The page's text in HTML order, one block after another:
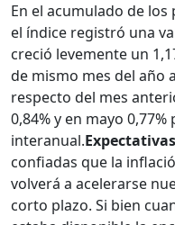
En el acumulado de
el índice registró una
creció levemente un
de mismo mes del año
respecto del mes
0,84% y en mayo
interanual.Expectativas
confiadas que la
volverá a acelerarse
corto plazo. Si bien